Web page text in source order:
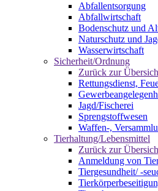
Abfallentsorgung
Abfallwirtschaft
Bodenschutz und
Naturschutz und
Wasserwirtschaft
Sicherheit/Ordnung
Zurück zur
Rettungsdienst,
Jagd/Fischerei
Sprengstoffwesen
Waffen-,
Tierhaltung/Lebensmittel
Zurück zur
Anmeldung von
Tiergesundheit/ -